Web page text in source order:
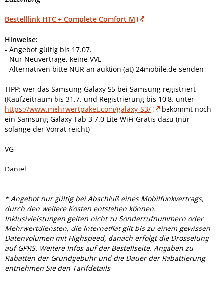
Bestelllink HTC + Complete Comfort M
Hinweise:
- Angebot gültig bis 17.07.
- Nur Neuverträge, keine VVL
- Alternativen bitte NUR an auktion (at) 24mobile.de senden
TIPP: wer das Samsung Galaxy S5 bei Samsung registriert
(Kaufzeitraum bis 31.7. und Registrierung bis 10.8. unter
https://www.mehrwertpaket.com/galaxy-S3/
bekommt noch
ein Samsung Galaxy Tab 3 7.0 Lite WiFi Gratis dazu (nur
solange der Vorrat reicht)
VG
Daniel
* Angebot nur gültig bei Abschluß eines Mobilfunkvertrags,
durch den weitere Kosten entstehen können.
Inklusivleistungen gelten nicht zu Sonderrufnummern oder
Mehrwertdiensten, die Internetflat gilt bis zu einem gewissen
Datenvolumen mit Highspeed, danach erfolgt die Drosselung
auf GPRS. Weitere Infos auf der Bestellseite. Angaben zu
Rabatten der Grundgebühr und die Dauer der Rabattierung
entnehmen Sie den Tarifdetails.